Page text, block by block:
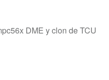
DME y clon de TCU